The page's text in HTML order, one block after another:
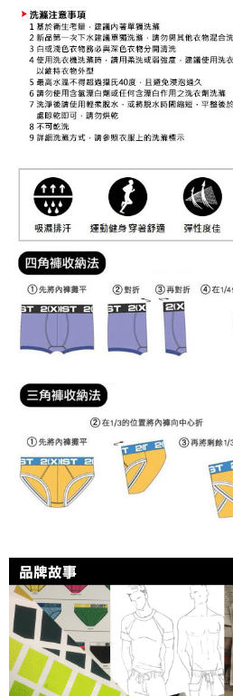
易，需依本服務之必要範圍內提供個人資料
權轉讓予恩沛科技股份有限公司。
２．關於個人資料處理事宜，請瀏覽以下網
https://aftee.tw/terms/#terms3
３．未成年的使用者請事先徵得法定代理
「AFTEE先享後付」，若未經同意申辦者
任。
４．使用「AFTEE先享後付」時，將依據
時審查核予不同之上限額度；若仍有額度不
請求用戶進行身份認證。
５．嚴禁一人註冊多個帳號或使用他人資訊
恩沛科技股份有限公司將有權停止該用戶
澎湖、金門、馬祖、小琉球、綠島、
每筆NT$125
郵局快捷(隔天到貨，需先line@客服通
每筆NT$100